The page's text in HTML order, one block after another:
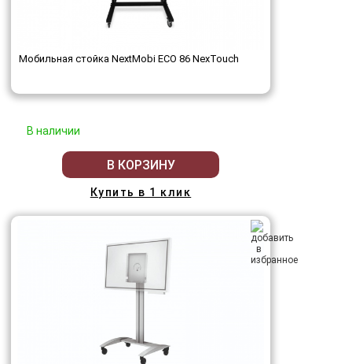
Мобильная стойка NextMobi ECO 86 NexTouch
В наличии
В КОРЗИНУ
Купить в 1 клик